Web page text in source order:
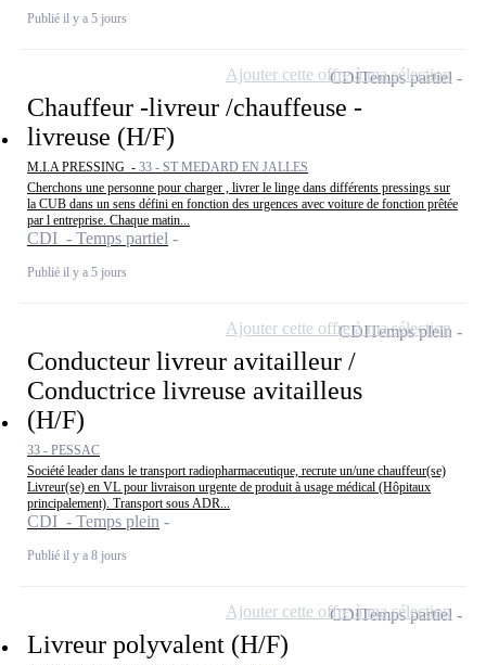
Publié il y a 5 jours
Chauffeur -livreur /chauffeuse -
livreuse (H/F)
M.I.A PRESSING - 33 - ST MEDARD EN JALLES
Cherchons une personne pour charger , livrer le linge dans différents pressings sur
la CUB dans un sens défini en fonction des urgences avec voiture de fonction prêtée
par l entreprise. Chaque matin...
CDI - Temps partiel
Publié il y a 5 jours
CDITemps partiel
Ajouter cette offre à ma sélection
Conducteur livreur avitailleur /
Conductrice livreuse avitailleus
(H/F)
33 - PESSAC
Société leader dans le transport radiopharmaceutique, recrute un/une chauffeur(se)
Livreur(se) en VL pour livraison urgente de produit à usage médical (Hôpitaux
principalement). Transport sous ADR...
CDI - Temps plein
Publié il y a 8 jours
CDITemps plein
Ajouter cette offre à ma sélection
Livreur polyvalent (H/F)
CDITemps partiel
Ajouter cette offre à ma sélection